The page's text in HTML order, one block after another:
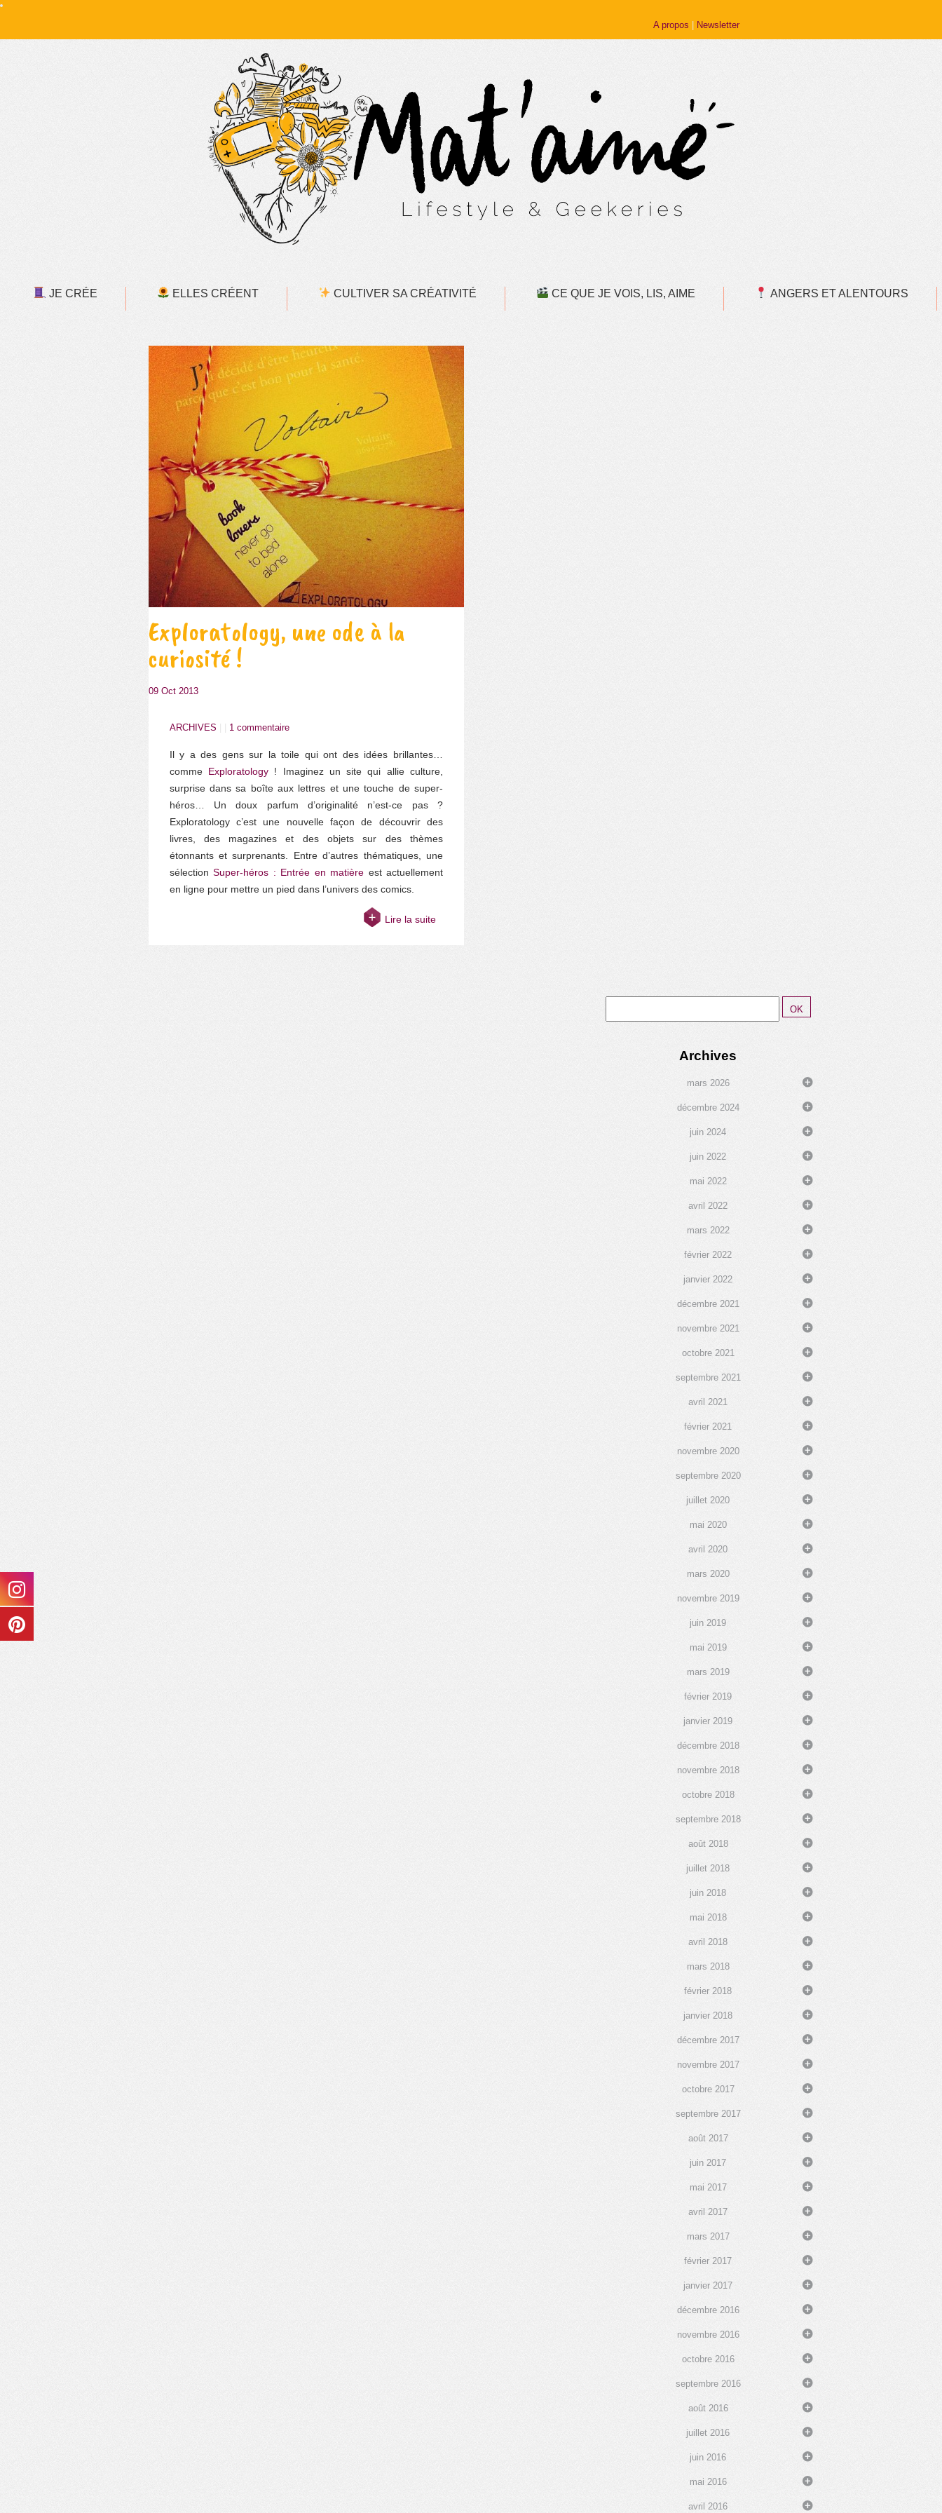
A propos Newsletter
JE CRÉE ELLES CRÉENT CULTIVER SA CRÉATIVITÉ CE QUE JE VOIS, LIS, AIME ANGERS ET ALENTOURS
Exploratology, une ode à la
curiosité !
09 Oct 2013
ARCHIVES 1 commentaire
Il y a des gens sur la toile qui ont des idées brillantes…
comme Exploratology! Imaginez un site qui allie culture,
surprise dans sa boîte aux lettres et une touche de super-
héros… Un doux parfum d’originalité n’est-ce pas ?
Exploratology c’est une nouvelle façon de découvrir des
livres, des magazines et des objets sur des thèmes
étonnants et surprenants. Entre d’autres thématiques, une
sélectionSuper-héros : Entrée en matière est actuellement
en ligne pour mettre un pied dans l’univers des comics.
Lire la suite
Archives
mars 2026
décembre 2024
juin 2024
juin 2022
mai 2022
avril 2022
mars 2022
février 2022
janvier 2022
décembre 2021
novembre 2021
octobre 2021
septembre 2021
avril 2021
février 2021
novembre 2020
septembre 2020
juillet 2020
mai 2020
avril 2020
mars 2020
novembre 2019
juin 2019
mai 2019
mars 2019
février 2019
janvier 2019
décembre 2018
novembre 2018
octobre 2018
septembre 2018
août 2018
juillet 2018
juin 2018
mai 2018
avril 2018
mars 2018
février 2018
janvier 2018
décembre 2017
novembre 2017
octobre 2017
septembre 2017
août 2017
juin 2017
mai 2017
avril 2017
mars 2017
février 2017
janvier 2017
décembre 2016
novembre 2016
octobre 2016
septembre 2016
août 2016
juillet 2016
juin 2016
mai 2016
avril 2016